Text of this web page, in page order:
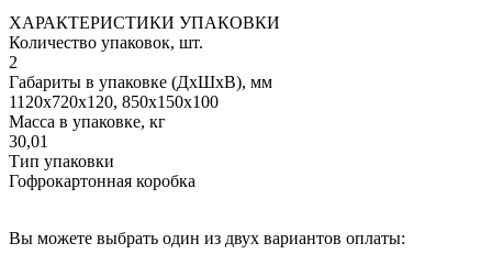
ХАРАКТЕРИСТИКИ УПАКОВКИ
Количество упаковок, шт.
2
Габариты в упаковке (ДхШхВ), мм
1120х720х120, 850х150х100
Масса в упаковке, кг
30,01
Тип упаковки
Гофрокартонная коробка
Вы можете выбрать один из двух вариантов оплаты: